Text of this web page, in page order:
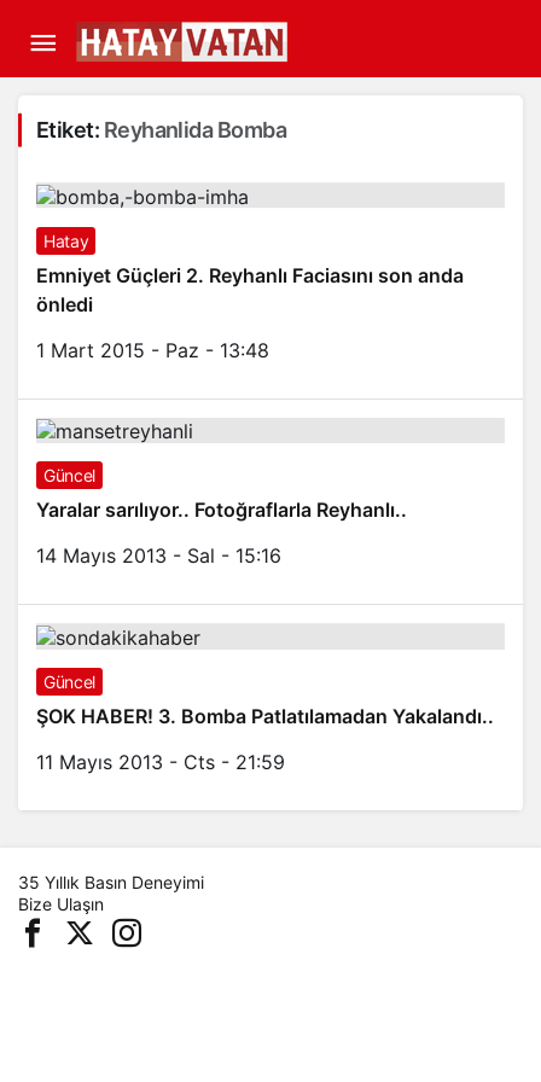
Etiket: Reyhanlida Bomba
Hatay
Emniyet Güçleri 2. Reyhanlı Faciasını son anda
önledi
1 Mart 2015 - Paz - 13:48
Güncel
Yaralar sarılıyor.. Fotoğraflarla Reyhanlı..
14 Mayıs 2013 - Sal - 15:16
Güncel
ŞOK HABER! 3. Bomba Patlatılamadan Yakalandı..
11 Mayıs 2013 - Cts - 21:59
35 Yıllık Basın Deneyimi
Bize Ulaşın